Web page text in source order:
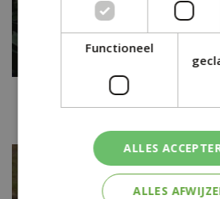
Kaukasische
Brunnera macrophylla
Functioneel
ALLES
ALLES